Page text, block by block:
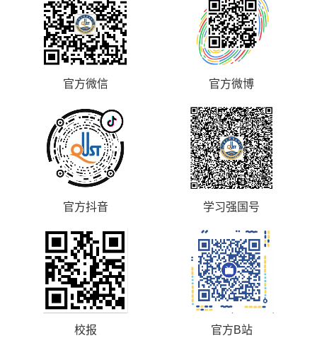
官方微信 官方微博
官方抖音 学习强国号
校报 官方B站